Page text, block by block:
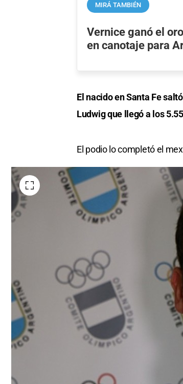
MIRÁ TAMBIÉN
Vernice ganó el
en canotaje para
El nacido en Santa Fe
Ludwig que llegó a los
El podio lo completó el